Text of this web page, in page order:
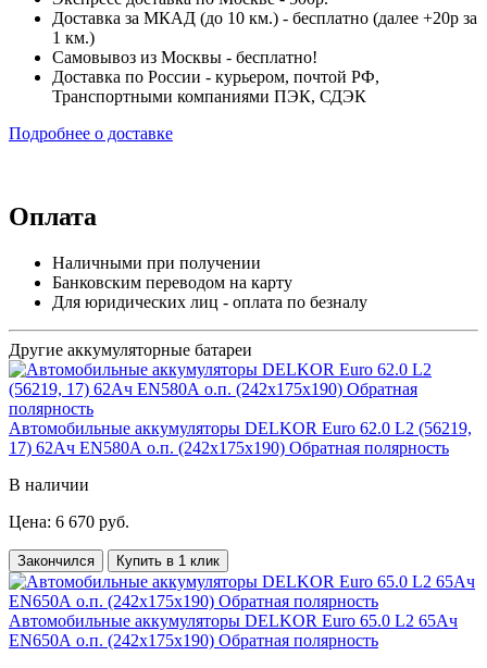
Доставка за МКАД (до 10 км.) - бесплатно (далее +20р за
1 км.)
Самовывоз из Москвы - бесплатно!
Доставка по России - курьером, почтой РФ,
Транспортными компаниями ПЭК, СДЭК
Подробнее о доставке
Оплата
Наличными при получении
Банковским переводом на карту
Для юридических лиц - оплата по безналу
Другие аккумуляторные батареи
Автомобильные аккумуляторы DELKOR Euro 62.0 L2 (56219,
17) 62Ач EN580А о.п. (242х175х190) Обратная полярность
В наличии
Цена: 6 670 руб.
Закончился Купить в 1 клик
Автомобильные аккумуляторы DELKOR Euro 65.0 L2 65Ач
EN650А о.п. (242х175х190) Обратная полярность